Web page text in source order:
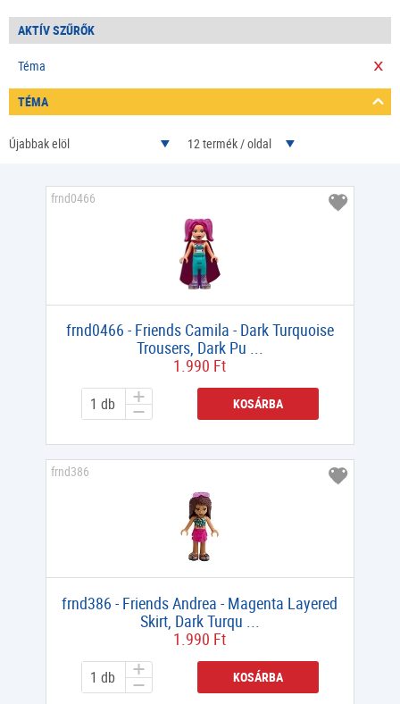
AKTÍV SZŰRŐK
Téma
TÉMA
Újabbak elöl 12 termék / oldal
frnd0466 - Friends Camila - Dark Turquoise
Trousers, Dark Pu ...
1.990 Ft
KOSÁRBA
frnd0466
frnd386 - Friends Andrea - Magenta Layered
Skirt, Dark Turqu ...
1.990 Ft
KOSÁRBA
frnd386